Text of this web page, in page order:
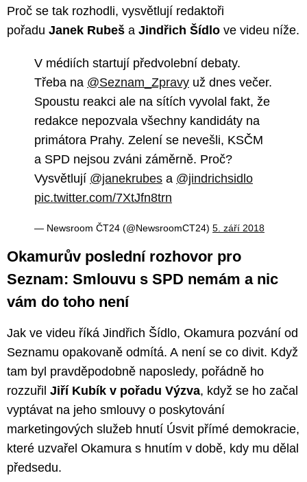
Proč se tak rozhodli, vysvětlují redaktoři
pořadu Janek Rubeš a Jindřich Šídlo ve videu níže.
V médiích startují předvolební debaty.
Třeba na @Seznam_Zpravy už dnes večer.
Spoustu reakci ale na sítích vyvolal fakt, že
redakce nepozvala všechny kandidáty na
primátora Prahy. Zelení se nevešli, KSČM
a SPD nejsou zváni záměrně. Proč?
Vysvětlují @janekrubes a @jindrichsidlo
pic.twitter.com/7XtJfn8trn
— Newsroom ČT24 (@NewsroomCT24) 5. září 2018
Okamurův poslední rozhovor pro
Seznam: Smlouvu s SPD nemám a nic
vám do toho není
Jak ve videu říká Jindřich Šídlo, Okamura pozvání od
Seznamu opakovaně odmítá. A není se co divit. Když
tam byl pravděpodobně naposledy, pořádně ho
rozzuřil Jiří Kubík v pořadu Výzva, když se ho začal
vyptávat na jeho smlouvy o poskytování
marketingových služeb hnutí Úsvit přímé demokracie,
které uzvařel Okamura s hnutím v době, kdy mu dělal
předsedu.